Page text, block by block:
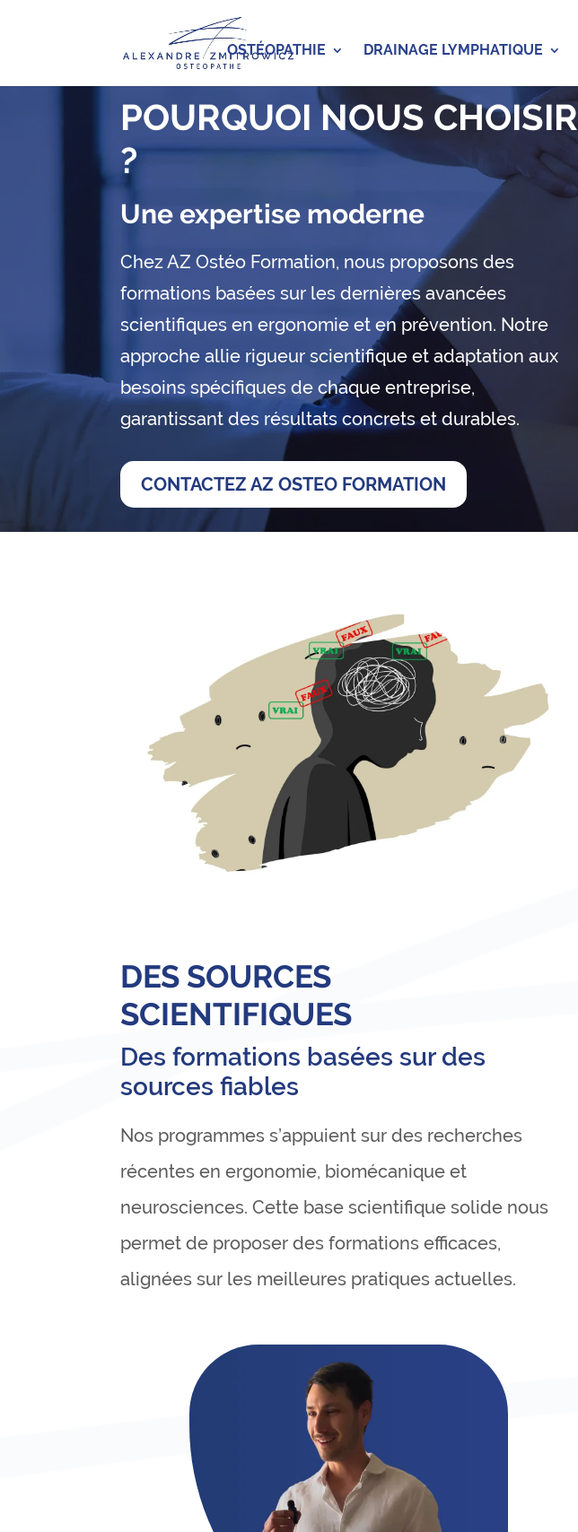
OSTÉOPATHIE DRAINAGE LYMPHATIQUE
POURQUOI NOUS CHOISIR
?
Une expertise moderne
Chez AZ Ostéo Formation, nous proposons des
formations basées sur les dernières avancées
scientifiques en ergonomie et en prévention. Notre
approche allie rigueur scientifique et adaptation aux
besoins spécifiques de chaque entreprise,
garantissant des résultats concrets et durables.
CONTACTEZ AZ OSTEO FORMATION
DES SOURCES
SCIENTIFIQUES
Des formations basées sur des
sources fiables
Nos programmes s’appuient sur des recherches
récentes en ergonomie, biomécanique et
neurosciences. Cette base scientifique solide nous
permet de proposer des formations efficaces,
alignées sur les meilleures pratiques actuelles.